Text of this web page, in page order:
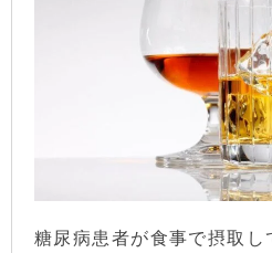
糖尿病患者が食事で摂取し